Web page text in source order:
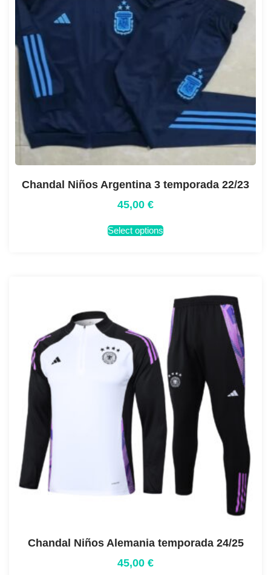
Chandal Niños Argentina 3 temporada 22/23
45,00 €
Select options
Chandal Niños Alemania temporada 24/25
45,00 €